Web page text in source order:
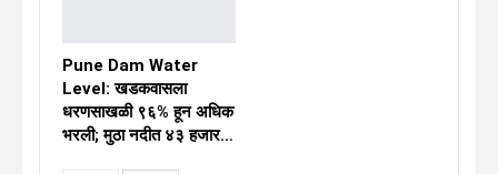
Pune Dam Water
Level: खडकवासला
धरणसाखळी ९६% हून अधिक
भरली; मुठा नदीत ४३ हजार…